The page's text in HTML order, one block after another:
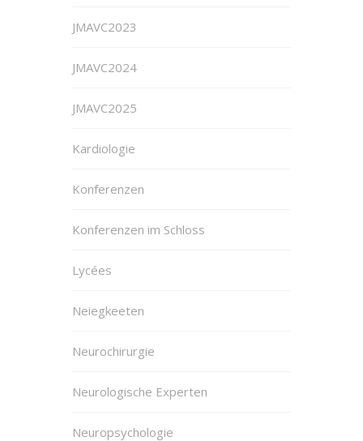
JMAVC2023
JMAVC2024
JMAVC2025
Kardiologie
Konferenzen
Konferenzen im Schloss
Lycées
Neiegkeeten
Neurochirurgie
Neurologische Experten
Neuropsychologie